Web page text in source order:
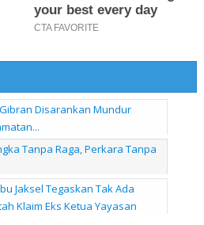
Disarankan Mundur
Tanpa Raga, Perkara Tanpa
Jaksel Tegaskan Tak Ada
Klaim Eks Ketua Yayasan